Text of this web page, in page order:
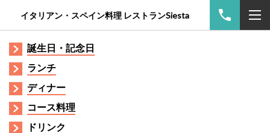
イタリアン・スペイン料理 レストランSiesta
誕生日・記念日
ランチ
ディナー
コース料理
ドリンク